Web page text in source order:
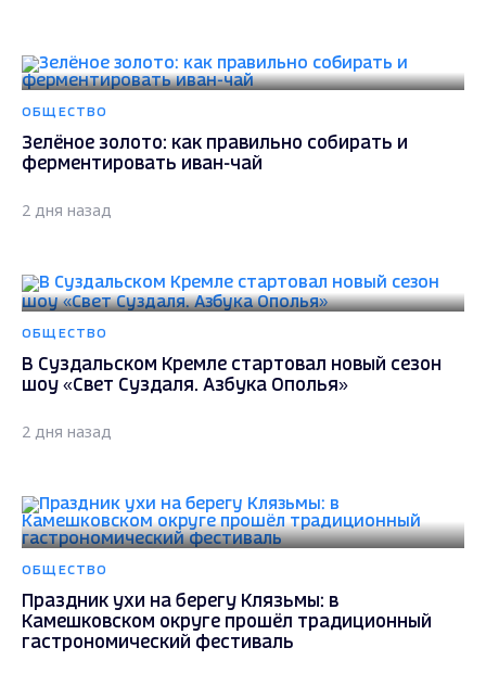
ОБЩЕСТВО
Зелёное золото: как правильно собирать и
ферментировать иван-чай
2 дня назад
ОБЩЕСТВО
В Суздальском Кремле стартовал новый сезон
шоу «Свет Суздаля. Азбука Ополья»
2 дня назад
ОБЩЕСТВО
Праздник ухи на берегу Клязьмы: в
Камешковском округе прошёл традиционный
гастрономический фестиваль